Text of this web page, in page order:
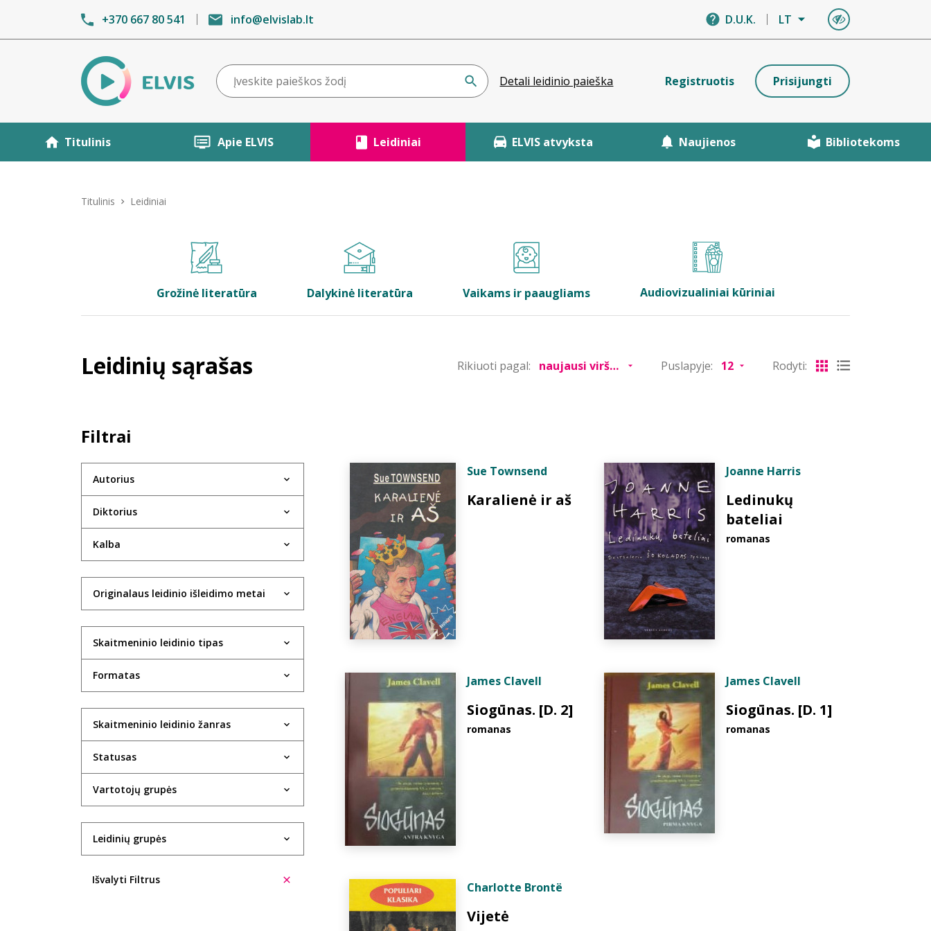
+370 667 80 541 info@elvislab.lt D.U.K. LT
Detali leidinio paieška Registruotis Prisijungti
Titulinis Apie ELVIS Leidiniai ELVIS atvyksta Naujienos Bibliotekoms
Titulinis Leidiniai
Grožinė literatūra Dalykinė literatūra Vaikams ir paaugliams Audiovizualiniai kūriniai
Leidinių sąrašas Rikiuoti pagal: Puslapyje: Rodyti:
Filtrai
Autorius
Diktorius
Kalba
Originalaus leidinio išleidimo metai
Skaitmeninio leidinio tipas
Formatas
Skaitmeninio leidinio žanras
Statusas
Vartotojų grupės
Leidinių grupės
Išvalyti Filtrus
Sue Townsend
Karalienė ir aš
Joanne Harris
Ledinukų
bateliai
romanas
James Clavell
Siogūnas. [D. 2]
romanas
James Clavell
Siogūnas. [D. 1]
romanas
Charlotte Brontë
Vijetė